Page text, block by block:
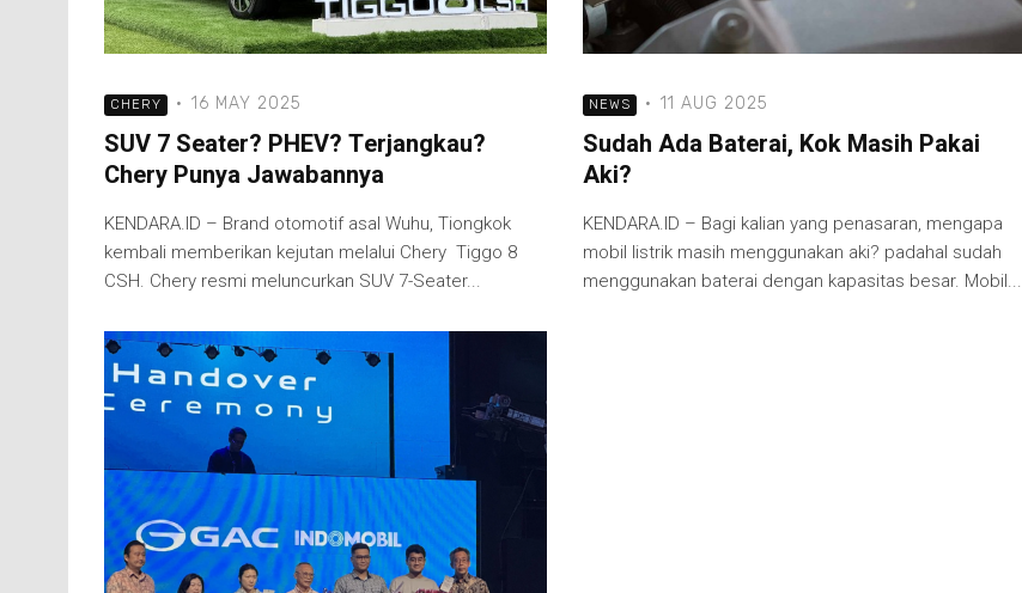
CHERY · 16 MAY 2025
SUV 7 Seater? PHEV? Terjangkau?
Chery Punya Jawabannya
KENDARA.ID – Brand otomotif asal Wuhu, Tiongkok
kembali memberikan kejutan melalui Chery Tiggo 8
CSH. Chery resmi meluncurkan SUV 7-Seater...
NEWS · 11 AUG 2025
Sudah Ada Baterai, Kok Masih Pakai
Aki?
KENDARA.ID – Bagi kalian yang penasaran, mengapa
mobil listrik masih menggunakan aki? padahal sudah
menggunakan baterai dengan kapasitas besar. Mobil...